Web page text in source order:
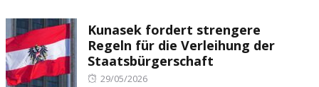
Kunasek fordert strengere
Regeln für die Verleihung der
Staatsbürgerschaft
Posted
29/05/2026